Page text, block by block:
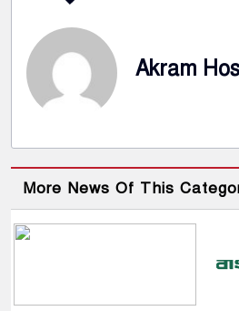
Akram
More News Of This